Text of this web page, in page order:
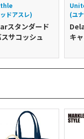
ドアスレ)
スタンダード
サコッシュ
(ユ
キ